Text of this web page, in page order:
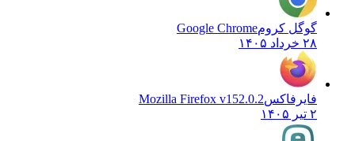
گوگل کرومGoogle Chrome
۲۸ خرداد ۱۴۰۵
فایرفاکسMozilla Firefox v152.0.2
۲ تیر ۱۴۰۵